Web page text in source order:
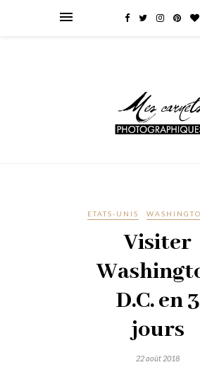
ETATS-UNIS
Visiter
D.C. en 3
jours
22 août 2018